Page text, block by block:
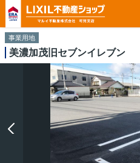
事業用地
美濃加茂旧セブンイレブン